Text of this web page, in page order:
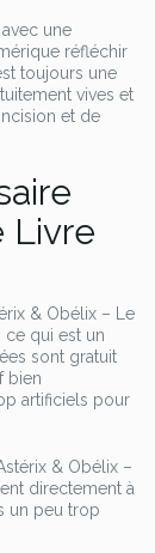
avec une
réfléchir
toujours une
vives et
et de
Livre
& Obélix – Le
ce qui est un
sont gratuit
bien
artificiels pour
& Obélix –
directement à
un peu trop